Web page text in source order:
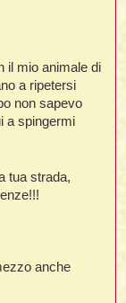
il mio animale di
a ripetersi
non sapevo
a spingermi
tua strada,
anche